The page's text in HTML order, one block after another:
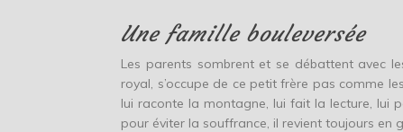
Une famille bouleversée
Les parents sombrent et se débattent avec
royal, s’occupe de ce petit frère pas comme
lui raconte la montagne, lui fait la lecture, lui
pour éviter la souffrance, il revient toujours en